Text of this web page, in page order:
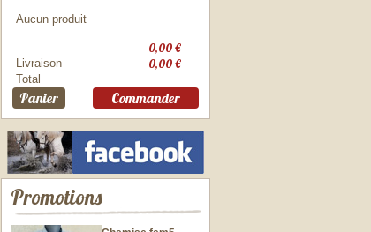
Aucun produit
0,00 €
Livraison 0,00 €
Total
Panier Commander
Promotions